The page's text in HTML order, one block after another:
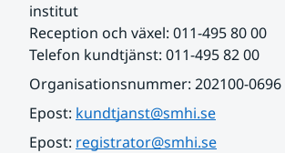
institut
Reception och växel: 011-495 80 00
Telefon kundtjänst: 011-495 82 00
Organisationsnummer: 202100-0696
Epost: kundtjanst@smhi.se
Epost: registrator@smhi.se